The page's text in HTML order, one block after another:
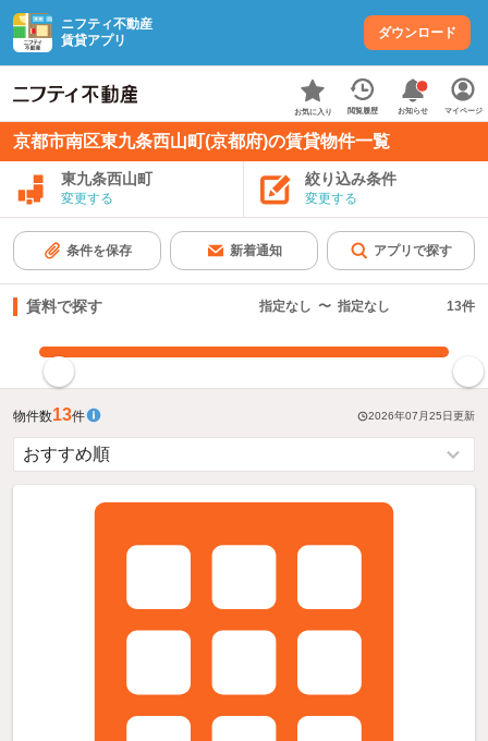
ニフティ不動産
賃貸アプリ
ダウンロード
お気に入り 閲覧履歴 お知らせ マイページ
京都市南区東九条西山町(京都府)の賃貸物件一覧
東九条西山町
変更する
絞り込み条件
変更する
条件を保存 新着通知 アプリで探す
賃料で探す 指定なし 〜 指定なし 13件
物件数13件 2026年07月25日更新